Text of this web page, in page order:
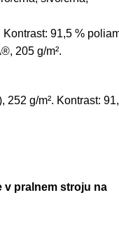
Kontrast: 91,5 %
, 205 g/m².
252 g/m². Kontrast:
v pralnem stroju na